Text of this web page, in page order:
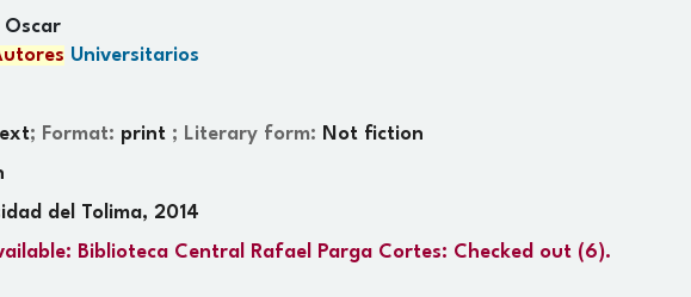
Universitarios
; Format: print ; Literary form: Not fiction
del Tolima, 2014
Biblioteca Central Rafael Parga Cortes: Checked out (6).